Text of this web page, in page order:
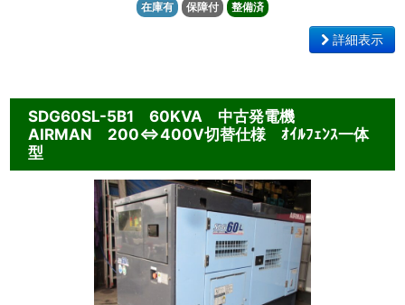
在庫有 保障付 整備済
詳細表示
SDG60SL-5B1 60KVA 中古発電機
AIRMAN 200⇔400V切替仕様 ｵｲﾙﾌｪﾝｽ一体
型